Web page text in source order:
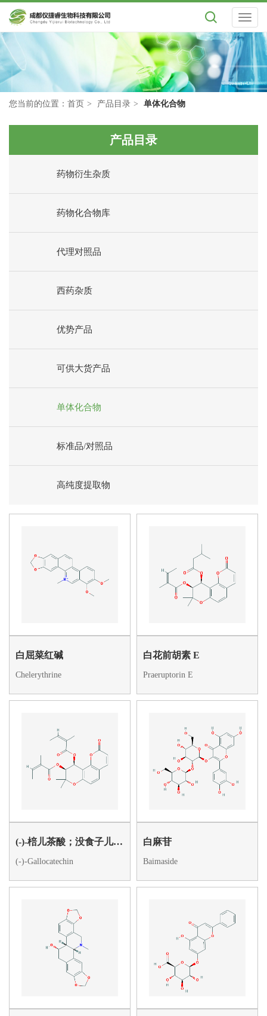
Toggle
您当前的位置： 首页 产品目录 单体化合物
产品目录
药物衍生杂质
药物化合物库
代理对照品
西药杂质
优势产品
可供大货产品
单体化合物
标准品/对照品
高纯度提取物
白屈菜红碱
Chelerythrine
白花前胡素 E
Praeruptorin E
(-)-棓儿茶酸；没食子儿茶素
(-)-Gallocatechin
白麻苷
Baimaside